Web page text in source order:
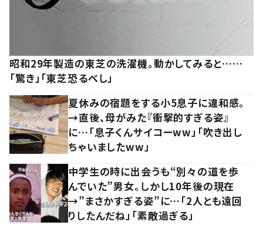
昭和29年製造の東芝の洗濯機。動かしてみると……
「驚き」「東芝恐るべし」
夏休みの宿題をする小5息子に違和感。
→直後、母がみた『衝撃的すぎる姿』
に…「息子くんサイコーww」「吹き出し
ちゃいましたww」
中学生の時に出会うも“別々の道を歩
んでいた”男女。しかし10年後の現在
→”まさかすぎる姿”に…「2人とも遠回
りしたんだね」「素敵過ぎる」